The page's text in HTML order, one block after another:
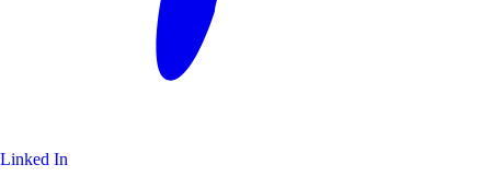
Linked In